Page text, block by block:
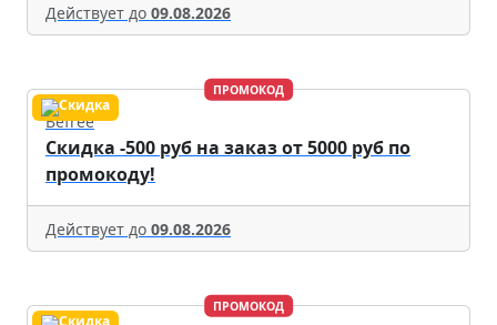
Действует до 09.08.2026
ПРОМОКОД
Befree
Скидка -500 руб на заказ от 5000 руб по
промокоду!
Действует до 09.08.2026
ПРОМОКОД